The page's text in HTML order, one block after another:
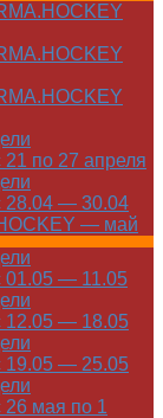
по 27 апреля
28.04 — 30.04
— май
01.05 — 11.05
12.05 — 18.05
19.05 — 25.05
26 мая по 1